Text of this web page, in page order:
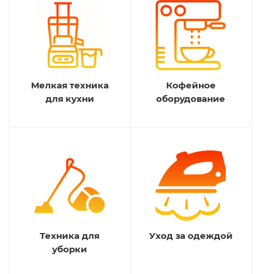
Мелкая техника
для кухни
Кофейное
оборудование
Техника для
уборки
Уход за одеждой